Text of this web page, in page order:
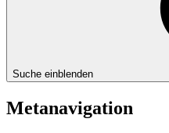
Suche einblenden
Metanavigation